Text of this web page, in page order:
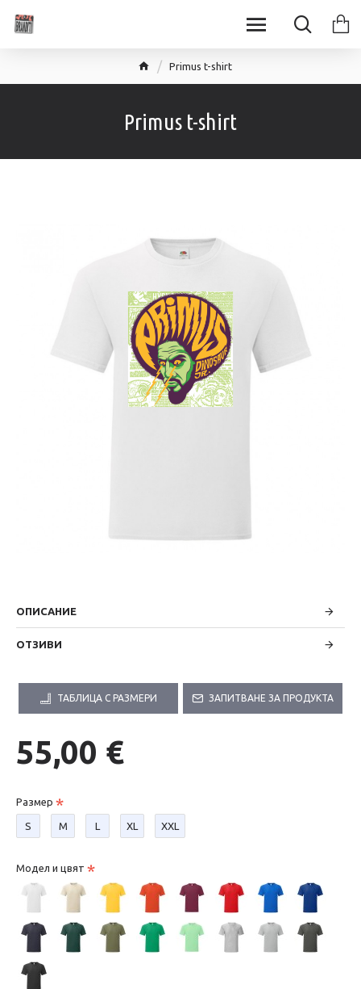
Primus t-shirt
Primus t-shirt
ОПИСАНИЕ
ОТЗИВИ
ТАБЛИЦА С РАЗМЕРИ ЗАПИТВАНЕ ЗА ПРОДУКТА
55,00 €
Размер
S М L XL XXL
Модел и цвят